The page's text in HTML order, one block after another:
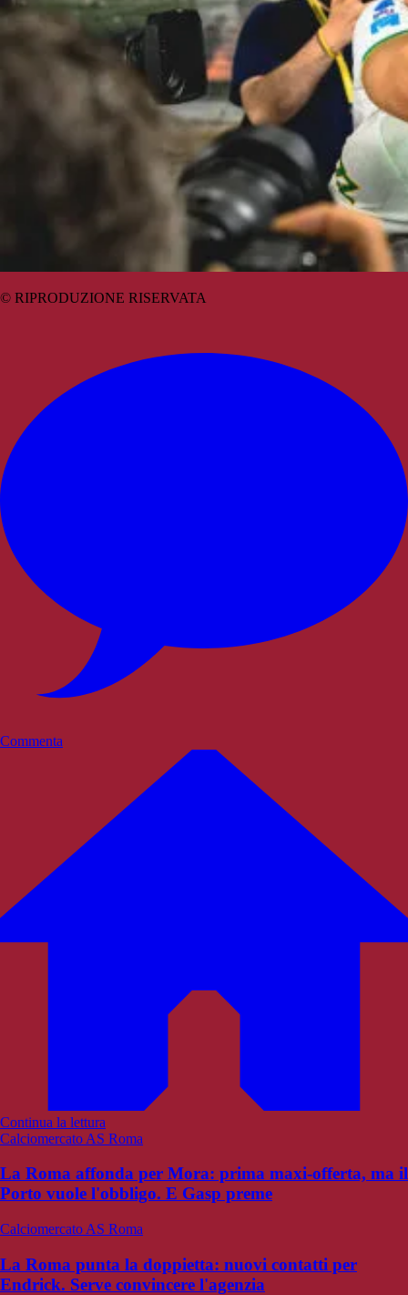
© RIPRODUZIONE RISERVATA
Commenta
Continua la lettura
Calciomercato AS Roma
La Roma affonda per Mora: prima maxi-offerta, ma il
Porto vuole l'obbligo. E Gasp preme
Calciomercato AS Roma
La Roma punta la doppietta: nuovi contatti per
Endrick. Serve convincere l'agenzia